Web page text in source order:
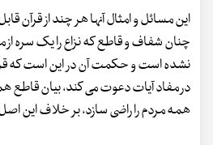
این مسائل و امثال آنها هر چند از قرآن
چنان شفاف و قاطع که نزاع را یک سره از
نشده است و حکمت آن در این است که
در مفاد آیات دعوت می کند، بیان قاطع
همه مردم را راضی سازد، بر خلاف این